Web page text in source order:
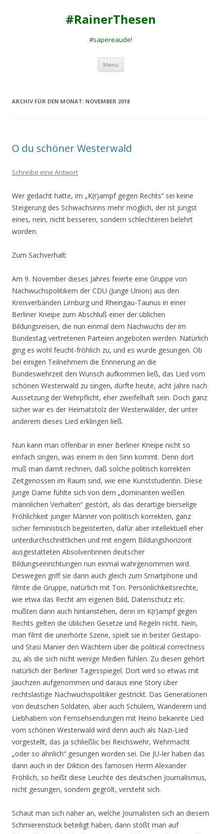
#RainerThesen
#sapereaude!
Menü Zum
springen
ARCHIV FÜR DEN MONAT: NOVEMBER 2018
O du schöner Westerwald
Schreibe eine Antwort
Wer gedacht hatte, im „K(r)ampf gegen Rechts“ sei keine
Steigerung des Schwachsinns mehr möglich, der ist jüngst
eines, nein, nicht besseren, sondern schlechteren belehrt
worden.
Zum Sachverhalt:
Am 9. November dieses Jahres feierte eine Gruppe von
Nachwuchspolitikern der CDU (Junge Union) aus den
Kreisverbänden Limburg und Rheingau-Taunus in einer
Berliner Kneipe zum Abschluß einer der üblichen
Bildungsreisen, die nun einmal dem Nachwuchs der im
Bundestag vertretenen Parteien angeboten werden. Natürlich
ging es wohl feucht-fröhlich zu, und es wurde gesungen. Ob
bei einigen Teilnehmern die Erinnerung an die
Bundeswehrzeit den Wunsch aufkommen ließ, das Lied vom
schönen Westerwald zu singen, dürfte heute, acht Jahre nach
Aussetzung der Wehrpflicht, eher zweifelhaft sein. Doch ganz
sicher war es der Heimatstolz der Westerwälder, der unter
anderem dieses Lied erklingen ließ.
Nun kann man offenbar in einer Berliner Kneipe nicht so
einfach singen, was einem in den Sinn kommt. Denn dort
muß man damit rechnen, daß solche politisch korrekten
Zeitgenossen im Raum sind, wie eine Kunststudentin. Diese
junge Dame fühlte sich von dem „dominanten weißen
männlichen Verhalten“ gestört, als das derartige bierselige
Fröhlichkeit junger Männer von politisch korrekten, ganz
sicher feministisch begeisterten, dafür aber intellektuell eher
unterdurchschnittlichen und mit engem Bildungshorizont
ausgestatteten Absolventinnen deutscher
Bildungseinrichtungen nun einmal wahrgenommen wird.
Deswegen griff sie dann auch gleich zum Smartphone und
filmte die Gruppe, natürlich mit Ton. Persönlichkeitsrechte,
wie etwa das Recht am eigenen Bild, Datenschutz etc.
mußten dann auch hintanstehen, denn im K(r)ampf gegen
Rechts gelten die üblichen Gesetze und Regeln nicht. Nein,
man filmt die unerhörte Szene, spielt sie in bester Gestapo-
und Stasi Manier den Wächtern über die political correctness
zu, als die sich nicht wenige Medien fühlen. Zu diesen gehört
natürlich der Berliner Tagesspiegel. Dort wird so etwas mit
Jauchzen aufgenommen und daraus eine Story über
rechtslastige Nachwuchspolitiker gestrickt. Das Generationen
von deutschen Soldaten, aber auch Schülern, Wanderern und
Liebhabern von Fernsehsendungen mit Heino bekannte Lied
vom schönen Westerwald wird denn auch als Nazi-Lied
vorgestellt, das ja schließlic bei Reichswehr, Wehrmacht
„oder so ähnlich“ gesungen worden sei. Die JU-ler haben das
dann auch in der Diktion des famosen Herrn Alexander
Fröhlich, so heißt diese Leuchte des deutschen Journalismus,
nicht gesungen, sondern gegrölt, versteht sich.
Schaut man sich näher an, welche Journalisten sich an diesem
Schmierenstück beteiligt haben, dann stößt man auf